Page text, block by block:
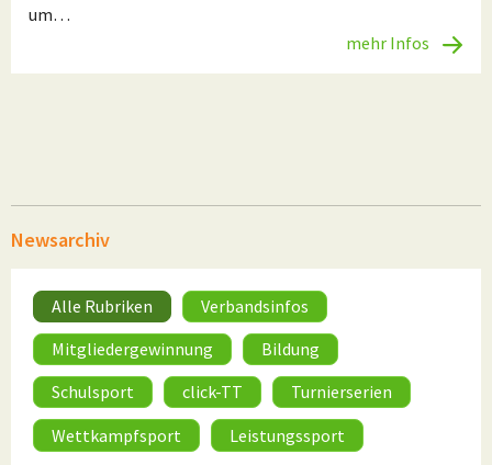
um…
mehr Infos
Newsarchiv
Alle Rubriken
Verbandsinfos
Mitgliedergewinnung
Bildung
Schulsport
click-TT
Turnierserien
Wettkampfsport
Leistungssport